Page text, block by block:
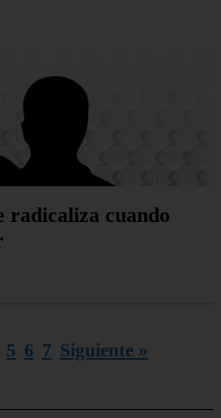
radicaliza cuando
5 6 7 Siguiente »